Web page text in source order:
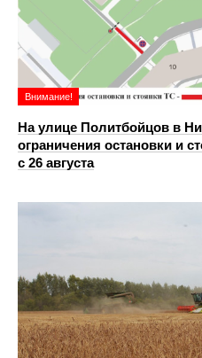
Внимание!
На улице Политбойцов в
ограничения остановки и
с 26 августа